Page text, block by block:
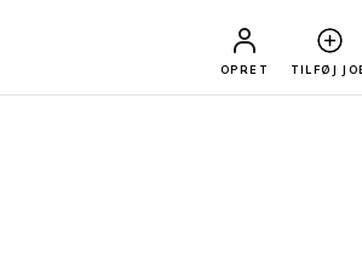
OPRET TILFØJ